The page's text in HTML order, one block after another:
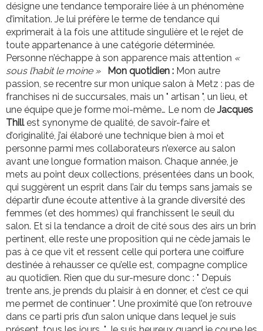
désigne une tendance temporaire liée à un phénomène
d’imitation. Je lui préfère le terme de tendance qui
exprimerait à la fois une attitude singulière et le rejet de
toute appartenance à une catégorie déterminée.
Personne n’échappe à son apparence mais attention «
sous l’habit le moine »
Mon quotidien : Mon autre
passion, se recentre sur mon unique salon à Metz : pas de
franchises ni de succursales, mais un " artisan ", un lieu, et
une équipe que je forme moi-même… Le nom de Jacques
Thillest synonyme de qualité, de savoir-faire et
d’originalité, j’ai élaboré une technique bien à moi et
personne parmi mes collaborateurs n’exerce au salon
avant une longue formation maison. Chaque année, je
mets au point deux collections, présentées dans un book,
qui suggèrent un esprit dans l’air du temps sans jamais se
départir d’une écoute attentive à la grande diversité des
femmes (et des hommes) qui franchissent le seuil du
salon. Et si la tendance a droit de cité sous des airs un brin
pertinent, elle reste une proposition qui ne cède jamais le
pas à ce que vit et ressent celle qui portera une coiffure
destinée à rehausser ce qu’elle est, compagne complice
au quotidien. Rien que du sur-mesure donc : " Depuis
trente ans, je prends du plaisir à en donner, et c’est ce qui
me permet de continuer ". Une proximité que l’on retrouve
dans ce parti pris d’un salon unique dans lequel je suis